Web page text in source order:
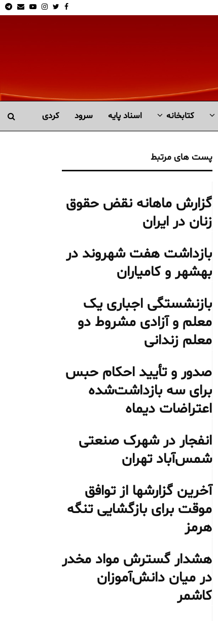
Facebook
Twitter
Instagram
Youtube
Email
کتابخانە اسناد پایه سرود کردی
پست های مرتبط
گزارش ماهانه نقض حقوق
زنان در ایران
بازداشت هفت شهروند در
بهشهر و کامیاران
بازنشستگی اجباری یک
معلم و آزادی مشروط دو
معلم زندانی
صدور و تأیید احکام حبس
برای سه بازداشت‌شده
اعتراضات دیماه
انفجار در شهرک صنعتی
شمس‌آباد تهران
آخرین گزارشها از توافق
موقت برای بازگشایی تنگه
هرمز
هشدار گسترش مواد مخدر
در میان دانش‌آموزان
کاشمر